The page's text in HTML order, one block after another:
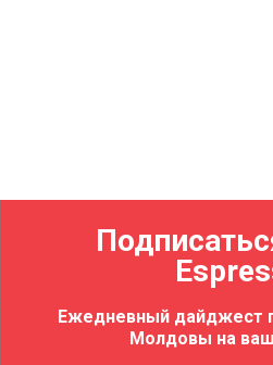
Ежедневный дайджест
Молдовы на